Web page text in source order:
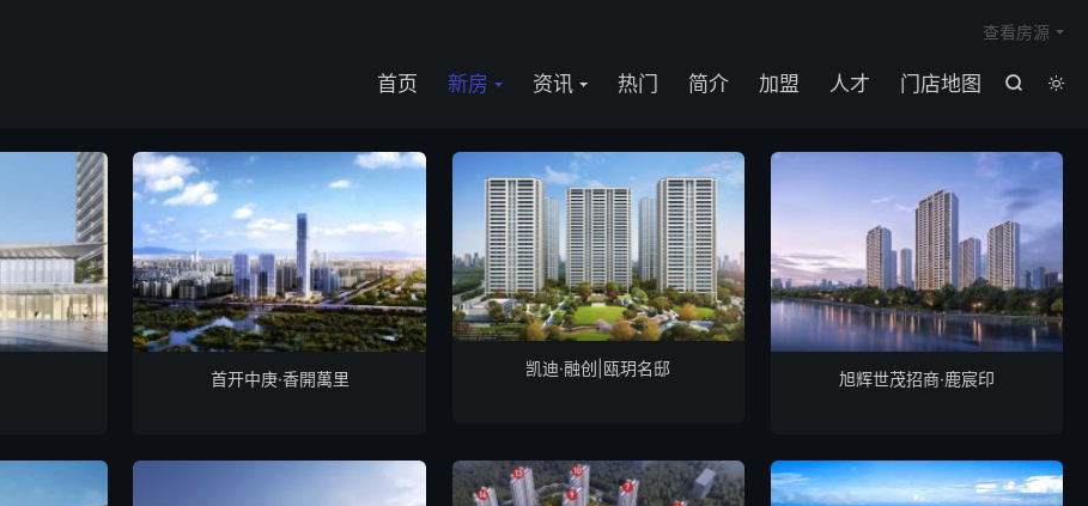


首页 新房 资讯 热门 简介 加盟 人才 门店地图
查看房源
首开中庚·香開萬里 凯迪·融创|瓯玥名邸 旭辉世茂招商·鹿宸印